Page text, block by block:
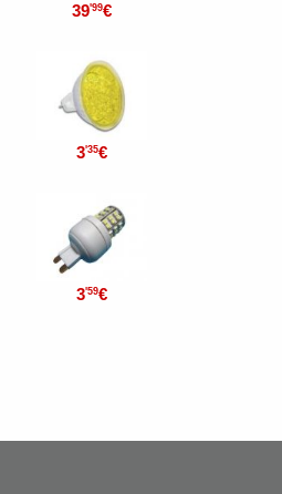
39'99€
3'35€
3'59€